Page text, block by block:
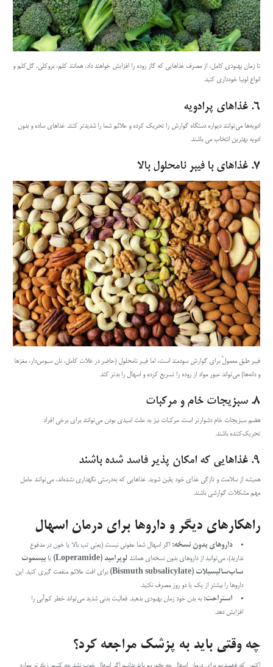
تا زمان بهبودی کامل، از مصرف غذاهایی که گاز روده را افزایش خواهند داد، همانند کلم، بروکلی، گل‌کلم و
انواع لوبیا خودداری کنید.
۶. غذاهای پرادویه
ادویه‌ها می‌توانند دیواره دستگاه گوارش را تحریک کرده و علائم شما را شدیدتر کنند. غذاهای ساده و بدون
ادویه بهترین انتخاب می باشند.
۷. غذاهای با فیبر نامحلول بالا
فیبر طبق معمولً برای گوارش سودمند است، اما فیبر نامحلول (حاضر در غلات کامل، نان سبوس‌دار، مغزها
و دانه‌ها) می‌تواند عبور مواد از روده را تسریع کرده و اسهال را بدتر کند.
۸. سبزیجات خام و مرکبات
هضم سبزیجات خام دشوارتر است. مرکبات نیز به علت اسیدی بودن می‌توانند برای برخی افراد
تحریک‌کننده باشند.
۹. غذاهایی که امکان پذیر فاسد شده باشند
همیشه از سلامت و تازگی غذای خود یقین شوید. غذاهایی که به‌درستی نگهداری نشده‌اند، می‌توانند عامل
مهم مشکلات گوارشی باشند.
راهکارهای دیگر و داروها برای درمان اسهال
داروهای بدون نسخه: اگر اسهال شما عفونی نیست (یعنی تب بالا یا خون در مدفوع
ندارید)، می‌توانید از داروهای بدون نسخه‌ای همانند لوپرامید (Loperamide) یا بیسموت
ساب‌سالیسیلات (Bismuth subsalicylate) برای افت علائم منفعت گیری کنید. این
داروها را بیشتر از یک یا دو روز مصرف نکنید.
استراحت: به بدن خود زمان بهبودی بدهید. فعالیت بدنی شدید می‌تواند خطر کم‌آبی را
افزایش دهد.
چه وقتی باید به پزشک مراجعه کرد؟